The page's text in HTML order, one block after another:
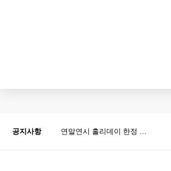
공지사항 연말연시 홀리데이 한정 …